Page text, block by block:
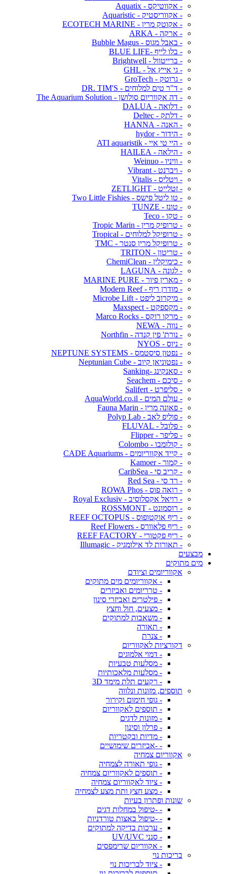
- אקווטיקס - Aquatix
- אקווריסטיק - Aquaristic
- אקוטק מרין - ECOTECH MARINE
- ארקה - ARKA
- באבל מגוס - Bubble Magus
- בלו לייף -BLUE LIFE
- ברייטוול - Brightwell
- גי אייץ אל - GHL
- גרוטק - GroTech
- ד"ר טים למלוחים - DR. TIM'S
- דה אקווריום סולושן - The Aquarium Solution
- דלואה - DALUA
- דלתק - Deltec
- האנה - HANNA
- הידור - hydor
- היי טי איי - ATI aquaristik
- הילאה - HAILEA
- וויניו - Weinuo
- ויברנט - Vibrant
- ויטליס - Vitalis
- זטלייט - ZETLIGHT
- טו ליטל פישס - Two Little Fishies
- טונז - TUNZE
- טקו - Teco
- טרופיק מרין - Tropic Marin
- טרופיקל למלוחים - Tropical
- טרופיקל מרין סנטר - TMC
- טריטון - TRITON
- כימיקלין - ChemiClean
- לגונה - LAGUNA
- מארין פיור - MARINE PURE
- מודרן ריף - Modern Reef
- מיקרוב ליפט - Microbe Lift
- מקספקט - Maxspect
- מרקו רוקס - Marco Rocks
- נווה - NEWA
- נורת' פין קנדה - Northfin
- ניוס - NYOS
- נפטון סיסטמס - NEPTUNE SYSTEMS
- נפטוניאן קיוב - Neptunian Cube
- סאנקינג -Sanking
- סיכם - Seachem
- סליפרט - Salifert
- עולם המים - AquaWorld.co.il
- פאונה מרין - Fauna Marin
- פוליפ לאב - Polyp Lab
- פלובל - FLUVAL
- פליפר - Flipper
- קולומבו - Colombo
- קייד אקווריומים - CADE Aquariums
- קמור - Kamoer
- קריב סי - CaribSea
- רד סי - Red Sea
- רואה פוס - ROWA Phos
- רויאל אקסלוסיב - Royal Exclusiv
- רוסמונט - ROSSMONT
- ריף אוקטופוס - REEF OCTOPUS
- ריף פלאוורס - Reef Flowers
- ריף פקטורי - REEF FACTORY
- תאורות לד אילומגיק - Illumagic
מבצעים
מים מתוקים
אקווריומים וציודם
- אקווריומים מים מתוקים
- טרריומים ואביזרים
- פילטרים ואביזרי סינון
- מצעים, חול וחצץ
- משאבות למתוקים
- תאורה
- צנרת
דקורציות לאקווריום
- דמוי אלמוגים
- מסלעות טבעיות
- מסלעות מלאכותיות
- רקעים תלת מימד 3D
תוספים, מזונות ונלווה
- גופי חימום וקירור
- תוספים לאקווריום
- מזונות לדגים
- פרלון וסינון
- מדיות ובקטריות
- -אביזרים שימושיים
אקווריום צמחיה
- גופי תאורה לצמחיה
- תוספים לאקווריום צמחיה
- ציוד לאקווריום צמחיה
- מצע חצץ ותת מצע לצמחיה
שונות ופתרון בעיות
- -טיפול במחלות דגים
- -טיפול באצות טורדניות
- ערכות בדיקה למתוקים
- סנני UV/UVC
- אקווריום שרימפסים
בריכות נוי
- ציוד לבריכות נוי